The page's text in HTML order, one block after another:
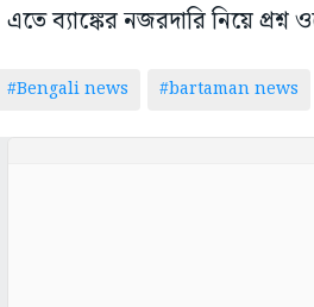
এতে ব্যাঙ্কের নজরদারি নিয়ে প্রশ্ন
#Bengali news #bartaman news